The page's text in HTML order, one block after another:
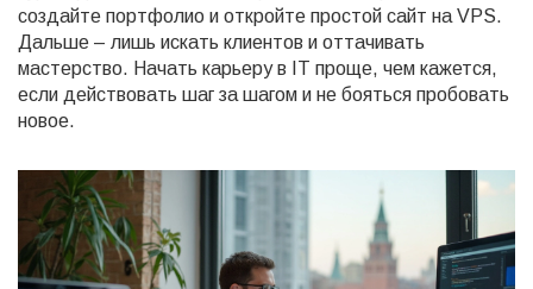
создайте портфолио и откройте простой сайт на VPS.
Дальше – лишь искать клиентов и оттачивать
мастерство. Начать карьеру в IT проще, чем кажется,
если действовать шаг за шагом и не бояться пробовать
новое.